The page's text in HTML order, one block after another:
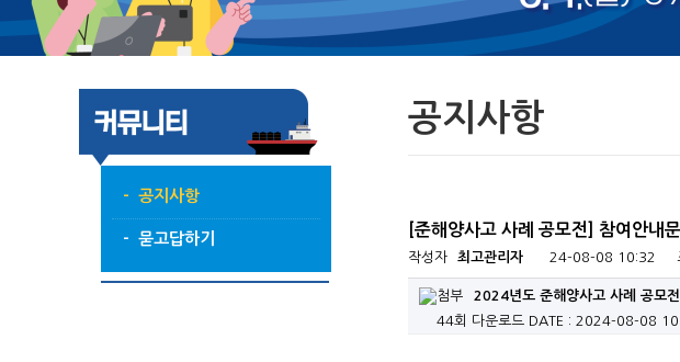
- 공지사항
- 묻고답하기
공지사항
[준해양사고 사례 공모전] 참여안내문
작성자 최고관리자 24-08-08 10:32
2024년도 준해양사고 사례 공모
44회 다운로드 DATE : 2024-08-08